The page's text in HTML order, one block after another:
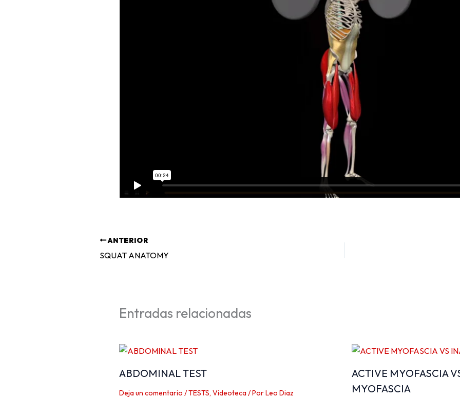
ANTERIOR
SQUAT ANATOMY
Entradas relacionadas
ABDOMINAL TEST
Deja un comentario /TESTS, Videoteca/ PorLeo Diaz
ACTIVE MYOFASCIA
MYOFASCIA